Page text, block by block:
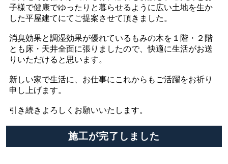
子様で健康でゆったりと暮らせるように広い土地を生か
した平屋建てにてご提案させて頂きました。
消臭効果と調湿効果が優れているもみの木を１階・２階
とも床・天井全面に張りましたので、快適に生活がお送
りいただけると思います。
新しい家で生活に、お仕事にこれからもご活躍をお祈り
申し上げます。
引き続きよろしくお願いいたします。
施工が完了しました